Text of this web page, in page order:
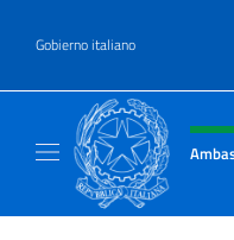
Gobierno italiano
Encabezado